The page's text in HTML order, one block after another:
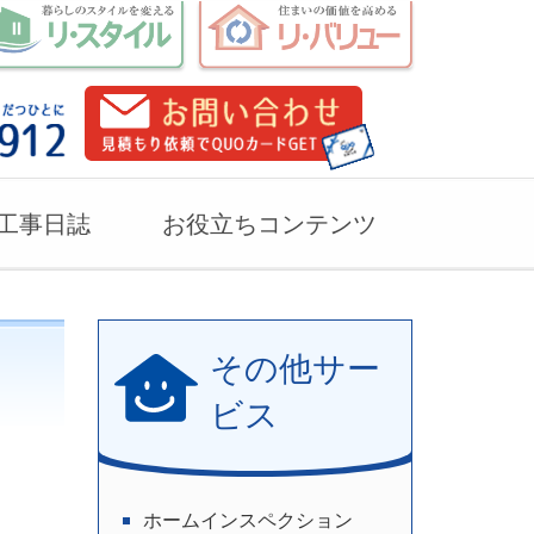
事日誌 お役立ちコンテンツ
その他サー
ビス
ホームインスペクション